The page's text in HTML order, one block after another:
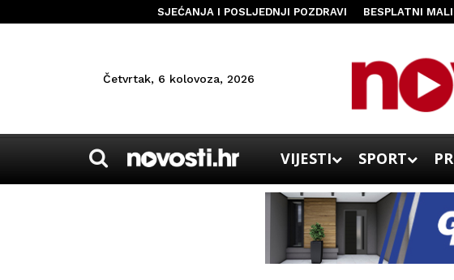
SJEĆANJA I POSLJEDNJI POZDRAVI BESPLATNI
Četvrtak, 6 kolovoza, 2026
VIJESTI SPORT